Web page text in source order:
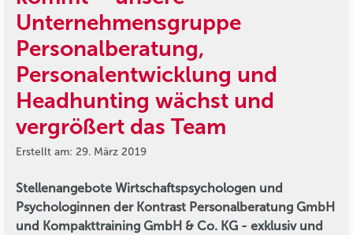
Unternehmensgruppe
Personalberatung,
Personalentwicklung und
Headhunting wächst und
vergrößert das Team
Erstellt am: 29. März 2019
Stellenangebote Wirtschaftspsychologen und
Psychologinnen der Kontrast Personalberatung GmbH
und Kompakttraining GmbH & Co. KG - exklusiv und